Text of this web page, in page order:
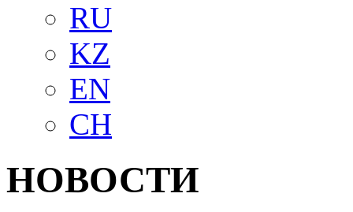
RU
KZ
EN
CH
НОВОСТИ